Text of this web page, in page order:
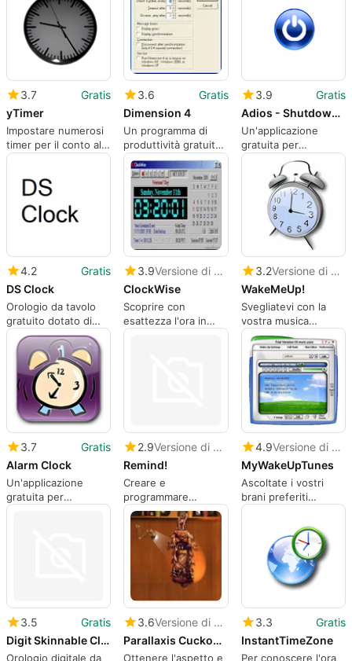
3.7
Gratis
yTimer
Impostare numerosi
timer per il conto alla
rovescia
3.6
Gratis
Dimension 4
Un programma di
produttività gratuito
per Windows
3.9
Gratis
Adios - Shutdown Timer
Un'applicazione
gratuita per
Windows, del Dr.
Bernd Haendel
4.2
Gratis
DS Clock
Orologio da tavolo
gratuito dotato di
numerose funzioni
utili
3.9
Versione di prova
ClockWise
Scoprire con
esattezza l'ora in
qualsiasi punto della
3.2
Versione di prova
WakeMeUp!
Svegliatevi con la
vostra musica
preferita
3.7
Gratis
Alarm Clock
Un'applicazione
gratuita per
Windows, di Scott
2.9
Versione di prova
Remind!
Creare e
programmare
promemoria per le
attività
4.9
Versione di prova
MyWakeUpTunes
Ascoltate i vostri
brani preferiti
mentre vi alzate.
3.5
Gratis
Digit Skinnable Clock
Orologio digitale da
3.6
Versione di prova
Parallaxis Cuckoo Clock
Ottenere l'aspetto e
3.3
Gratis
InstantTimeZone
Per conoscere l'ora